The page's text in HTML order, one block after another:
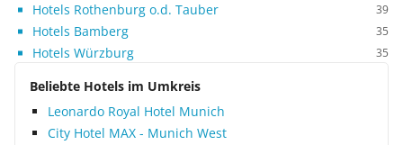
Hotels Rothenburg o.d. Tauber 39
Hotels Bamberg 35
Hotels Würzburg 35
Beliebte Hotels im Umkreis
Leonardo Royal Hotel Munich
City Hotel MAX - Munich West